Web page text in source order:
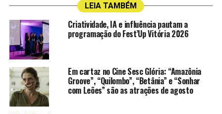
LEIA TAMBÉM
Criatividade, IA e influência pautam a
programação do Fest’Up Vitória 2026
Em cartaz no Cine Sesc Glória: “Amazônia
Groove”, “Quilombo”, “Betânia” e “Sonhar
com Leões” são as atrações de agosto